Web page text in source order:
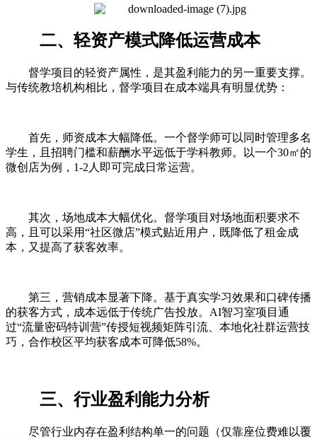
二、轻资产模式降低运营成本
督学项目的轻资产属性，是其盈利能力的另一重要支撑。
与传统教培机构相比，督学项目在成本端具有明显优势：
首先，师资成本大幅降低。一个督学师可以同时管理多名
学生，且招聘门槛和薪酬水平远低于学科教师。以一个30㎡的
微创店为例，1-2人即可完成日常运营。
其次，场地成本大幅优化。督学项目对场地面积要求不
高，且可以采用“社区微店”模式贴近用户，既降低了租金成
本，又提高了获客效率。
第三，营销成本显著下降。基于真实学习效果和口碑传播
的获客方式，成本远低于传统广告投放。AI智习室项目通
过“流量密码特训营”传授短视频矩阵引流、本地化社群运营技
巧，合作校区平均获客成本可降低58%。
三、行业盈利能力分析
尽管行业内存在盈利结构单一的问题（仅靠座位费难以覆